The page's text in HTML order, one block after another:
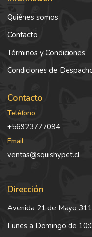
Quiénes somos
Contacto
Términos y Condiciones
Condiciones de
Contacto
Teléfono
+56923777094
Email
ventas@squishypet.cl
Dirección
Avenida 21 de Mayo
Lunes a Domingo de